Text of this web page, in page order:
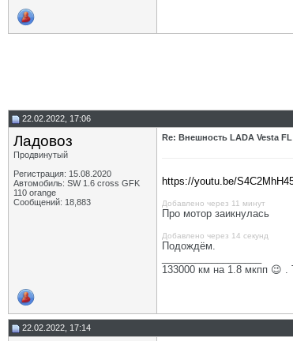
22.02.2022, 17:06
Ладовоз
Продвинутый
Регистрация: 15.08.2020
Автомобиль: SW 1.6 cross GFK
110 orange
Сообщений: 18,883
Re: Внешность LADA Vesta
https://youtu.be/
Добавлено через 11 минут
Про мотор заикнулась
Добавлено через 14 секунд
Подождём.
133000 км на 1.8 мкпп 😉 .
22.02.2022, 17:14